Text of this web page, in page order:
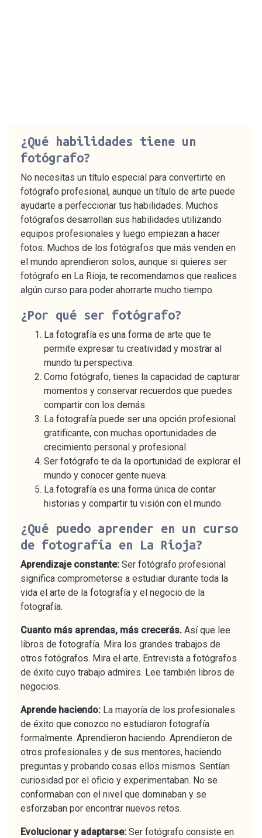
¿Qué habilidades tiene un
fotógrafo?
No necesitas un título especial para convertirte en
fotógrafo profesional, aunque un título de arte puede
ayudarte a perfeccionar tus habilidades. Muchos
fotógrafos desarrollan sus habilidades utilizando
equipos profesionales y luego empiezan a hacer
fotos. Muchos de los fotógrafos que más venden en
el mundo aprendieron solos, aunque si quieres ser
fotógrafo en La Rioja, te recomendamos que realices
algún curso para poder ahorrarte mucho tiempo.
¿Por qué ser fotógrafo?
La fotografía es una forma de arte que te
permite expresar tu creatividad y mostrar al
mundo tu perspectiva.
Como fotógrafo, tienes la capacidad de capturar
momentos y conservar recuerdos que puedes
compartir con los demás.
La fotografía puede ser una opción profesional
gratificante, con muchas oportunidades de
crecimiento personal y profesional.
Ser fotógrafo te da la oportunidad de explorar el
mundo y conocer gente nueva.
La fotografía es una forma única de contar
historias y compartir tu visión con el mundo.
¿Qué puedo aprender en un curso
de fotografía en La Rioja?
Aprendizaje constante: Ser fotógrafo profesional
significa comprometerse a estudiar durante toda la
vida el arte de la fotografía y el negocio de la
fotografía.
Cuanto más aprendas, más crecerás. Así que lee
libros de fotografía. Mira los grandes trabajos de
otros fotógrafos. Mira el arte. Entrevista a fotógrafos
de éxito cuyo trabajo admires. Lee también libros de
negocios.
Aprende haciendo: La mayoría de los profesionales
de éxito que conozco no estudiaron fotografía
formalmente. Aprendieron haciendo. Aprendieron de
otros profesionales y de sus mentores, haciendo
preguntas y probando cosas ellos mismos. Sentían
curiosidad por el oficio y experimentaban. No se
conformaban con el nivel que dominaban y se
esforzaban por encontrar nuevos retos.
Evolucionar y adaptarse: Ser fotógrafo consiste en